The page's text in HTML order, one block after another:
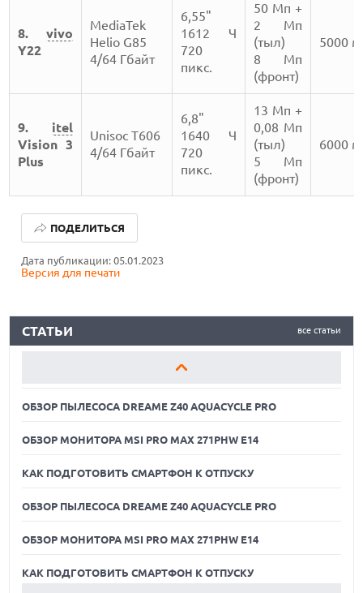
8.vivo
Y22
MediaTek
Helio G85
4/64 Гбайт
6,55"
1612 Ч
720
пикс.
50 Мп +
2 Мп
(тыл)
8 Мп
(фронт)
5000
9. itel
Vision 3
Plus
Unisoc T606
4/64 Гбайт
6,8"
1640 Ч
720
пикс.
13 Мп +
0,08 Мп
(тыл)
5 Мп
(фронт)
6000
Дата публикации: 05.01.2023
Версия для печати
ПОДЕЛИТЬСЯ
все статьи
СТАТЬИ
ОБЗОР МОНИТОРА MSI PRO MAX 271PHW E14
КАК ПОДГОТОВИТЬ СМАРТФОН К ОТПУСКУ
КАК ПОДГОТОВИТЬ СМАРТФОН К ОТПУСКУ
ОБЗОР ПЫЛЕСОСА DREAME Z40 AQUACYCLE PRO
ОБЗОР МОНИТОРА MSI PRO MAX 271PHW E14
КАК ПОДГОТОВИТЬ СМАРТФОН К ОТПУСКУ
ОБЗОР ПЫЛЕСОСА DREAME Z40 AQUACYCLE PRO
ОБЗОР МОНИТОРА MSI PRO MAX 271PHW E14
КАК ПОДГОТОВИТЬ СМАРТФОН К ОТПУСКУ
05.08.2026